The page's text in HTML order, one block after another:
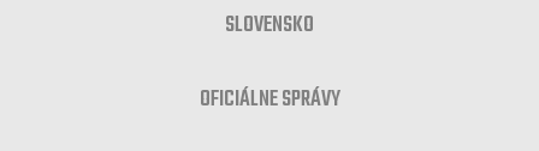
SLOVENSKO
OFICIÁLNE SPRÁVY